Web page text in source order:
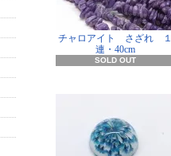
チャロアイト さざれ １
連・40cm
SOLD OUT